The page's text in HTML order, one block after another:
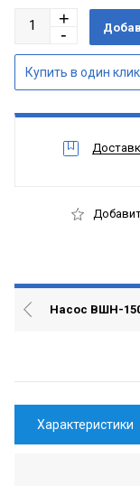
Насос ВШН-
Характеристики